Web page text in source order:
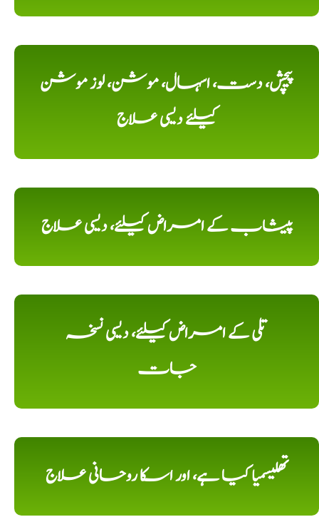
پیچش، دست، اسہال، موشن، لوز موشن
کیلئے دیسی علاج
پیشاب کے امراض کیلئے، دیسی علاج
تلی کے امراض کیلئے، دیسی نسخہ
جات
تھلیسمیا کیا ہے، اور اسکا روحانی علاج